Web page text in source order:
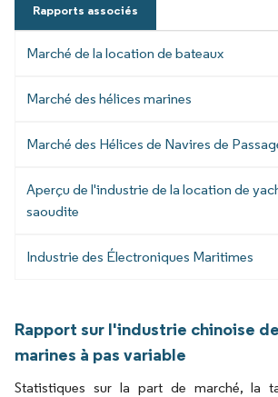
Rapports associés
Marché de la location de bateaux
Marché des hélices marines
Marché des Hélices de Navires de
Aperçu de l'industrie de la location de
saoudite
Industrie des Électroniques Maritimes
Rapport sur l'industrie chinoise
marines à pas variable
Statistiques sur la part de marché, la